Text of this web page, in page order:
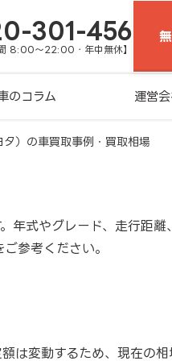
301-456
間 8:00～22:00・年中無休】
のコラム 運営
タ）の車買取事例・買取相場
年式やグレード、走行距離
参考ください。
は変動するため、現在の